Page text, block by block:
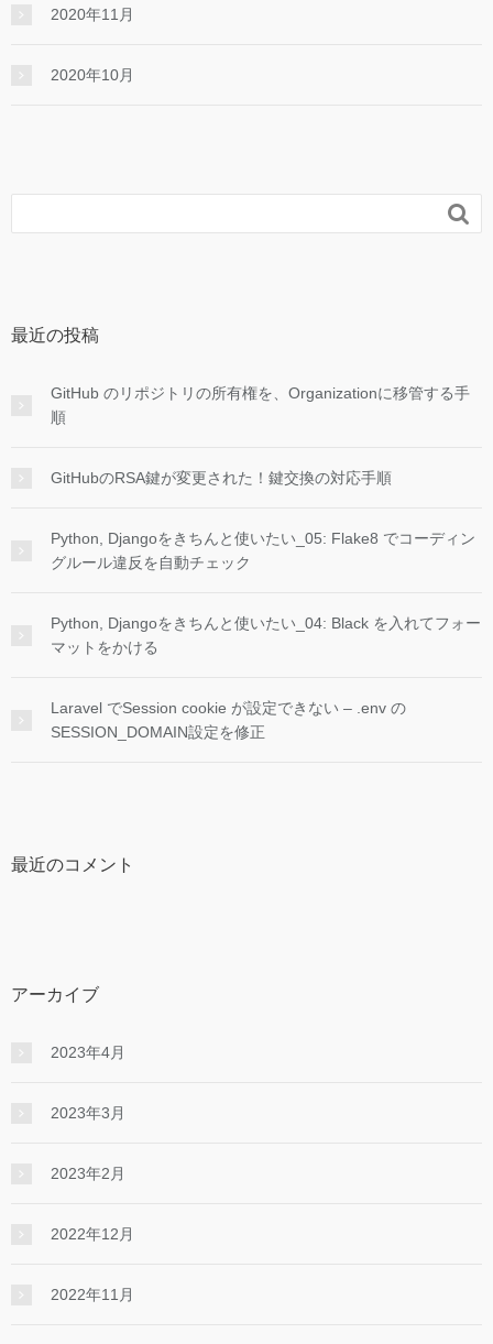
2020年11月
2020年10月

最近の投稿
GitHub のリポジトリの所有権を、Organizationに移管する手
順
GitHubのRSA鍵が変更された！鍵交換の対応手順
Python, Djangoをきちんと使いたい_05: Flake8 でコーディン
グルール違反を自動チェック
Python, Djangoをきちんと使いたい_04: Black を入れてフォー
マットをかける
Laravel でSession cookie が設定できない – .env の
SESSION_DOMAIN設定を修正
最近のコメント
アーカイブ
2023年4月
2023年3月
2023年2月
2022年12月
2022年11月